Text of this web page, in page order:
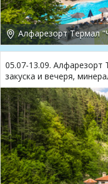
05.07-13.09.
закуска и вечеря,